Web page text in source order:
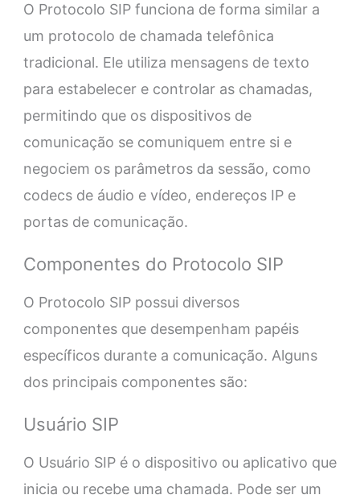
O Protocolo SIP funciona de forma similar a
um protocolo de chamada telefônica
tradicional. Ele utiliza mensagens de texto
para estabelecer e controlar as chamadas,
permitindo que os dispositivos de
comunicação se comuniquem entre si e
negociem os parâmetros da sessão, como
codecs de áudio e vídeo, endereços IP e
portas de comunicação.
Componentes do Protocolo SIP
O Protocolo SIP possui diversos
componentes que desempenham papéis
específicos durante a comunicação. Alguns
dos principais componentes são:
Usuário SIP
O Usuário SIP é o dispositivo ou aplicativo que
inicia ou recebe uma chamada. Pode ser um